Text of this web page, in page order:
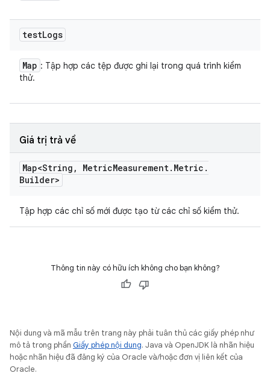
testLogs
Map : Tập hợp các tệp được ghi lại trong quá trình kiểm
thử.
Giá trị trả về
Map<String , MetricMeasurement. Metric .
Builder>
Tập hợp các chỉ số mới được tạo từ các chỉ số kiểm thử.
Thông tin này có hữu ích không cho bạn không?
Nội dung và mã mẫu trên trang này phải tuân thủ các giấy phép như
mô tả trong phần Giấy phép nội dung. Java và OpenJDK là nhãn hiệu
hoặc nhãn hiệu đã đăng ký của Oracle và/hoặc đơn vị liên kết của
Oracle.